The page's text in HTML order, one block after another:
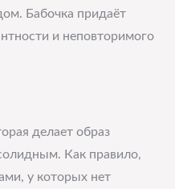
Бабочка придаёт
и неповторимого
делает образ
Как правило,
у которых нет